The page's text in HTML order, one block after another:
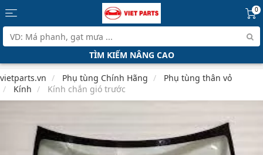
0
TÌM KIẾM NÂNG CAO
vietparts.vn Phụ tùng Chính Hãng
Phụ tùng thân vỏ
Kính
Kính chắn gió trước